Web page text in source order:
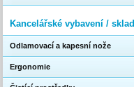
Kancelářské vybavení / sklad
Odlamovací a kapesní nože
Ergonomie